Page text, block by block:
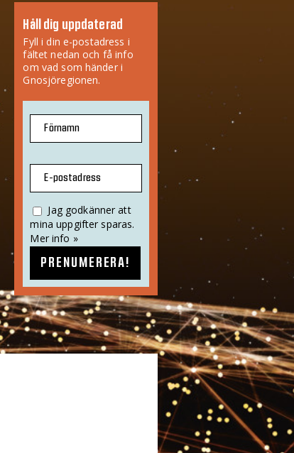
Håll dig uppdaterad
Fyll i din e-postadress i
fältet nedan och få info
om vad som händer i
Gnosjöregionen.
Förnamn
E-postadress
Jag godkänner att
mina uppgifter sparas.
Mer info »
PRENUMERERA!